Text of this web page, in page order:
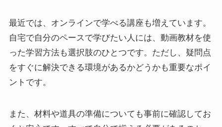
最近では、オンラインで学べる講座も増えています。
自宅で自分のペースで学びたい人には、動画教材を使
った学習方法も選択肢のひとつです。ただし、疑問点
をすぐに解決できる環境があるかどうかも重要なポイ
ントです。
また、材料や道具の準備についても事前に確認してお